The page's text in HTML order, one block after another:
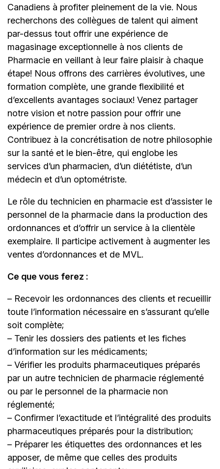
Canadiens à profiter pleinement de la vie. Nous
recherchons des collègues de talent qui aiment
par-dessus tout offrir une expérience de
magasinage exceptionnelle à nos clients de
Pharmacie en veillant à leur faire plaisir à chaque
étape! Nous offrons des carrières évolutives, une
formation complète, une grande flexibilité et
d’excellents avantages sociaux! Venez partager
notre vision et notre passion pour offrir une
expérience de premier ordre à nos clients.
Contribuez à la concrétisation de notre philosophie
sur la santé et le bien-être, qui englobe les
services d’un pharmacien, d’un diététiste, d’un
médecin et d’un optométriste.
Le rôle du technicien en pharmacie est d’assister le
personnel de la pharmacie dans la production des
ordonnances et d’offrir un service à la clientèle
exemplaire. Il participe activement à augmenter les
ventes d’ordonnances et de MVL.
Ce que vous ferez :
– Recevoir les ordonnances des clients et recueillir
toute l’information nécessaire en s’assurant qu’elle
soit complète;
– Tenir les dossiers des patients et les fiches
d’information sur les médicaments;
– Vérifier les produits pharmaceutiques préparés
par un autre technicien de pharmacie réglementé
ou par le personnel de la pharmacie non
réglementé;
– Confirmer l’exactitude et l’intégralité des produits
pharmaceutiques préparés pour la distribution;
– Préparer les étiquettes des ordonnances et les
apposer, de même que celles des produits